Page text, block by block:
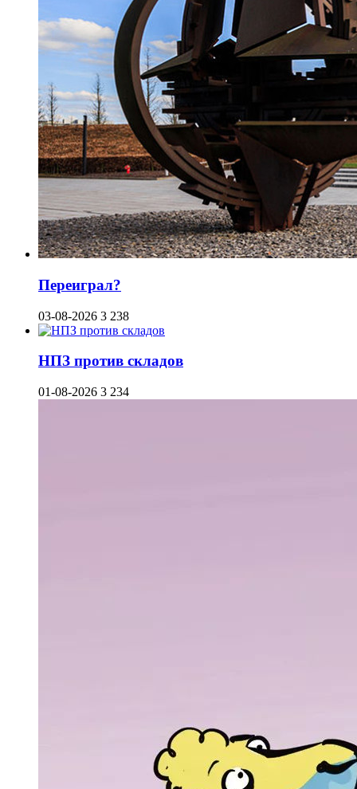
Переиграл?
03-08-2026 3 238
НПЗ против складов
01-08-2026 3 234